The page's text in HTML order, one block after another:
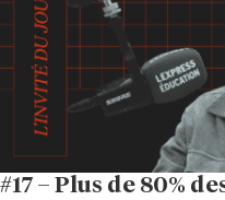
#17 – Plus de 80%